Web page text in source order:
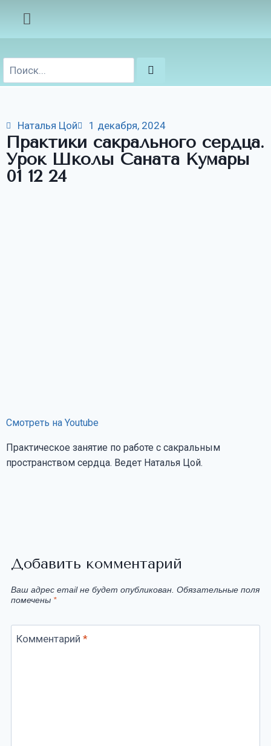
Наталья Цой 1 декабря, 2024
Практики сакрального сердца.
Урок Школы Саната Кумары
01 12 24
Смотреть на Youtube
Практическое занятие по работе с сакральным
пространством сердца. Ведет Наталья Цой.
Добавить комментарий
Ваш адрес email не будет опубликован. Обязательные поля
помечены *
Комментарий *